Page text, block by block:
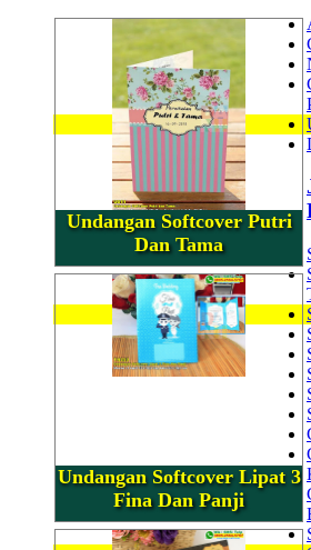
Undangan Softcover Putri
Dan Tama
Undangan Softcover Lipat 3
Fina Dan Panji